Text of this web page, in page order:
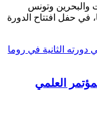
والبحرين وتونس
في حفل افتتاح الدورة
العلمي